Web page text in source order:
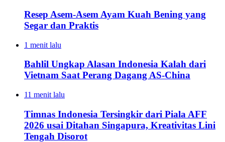
Resep Asem-Asem Ayam Kuah Bening yang
Segar dan Praktis
1 menit lalu
Bahlil Ungkap Alasan Indonesia Kalah dari
Vietnam Saat Perang Dagang AS-China
11 menit lalu
Timnas Indonesia Tersingkir dari Piala AFF
2026 usai Ditahan Singapura, Kreativitas Lini
Tengah Disorot